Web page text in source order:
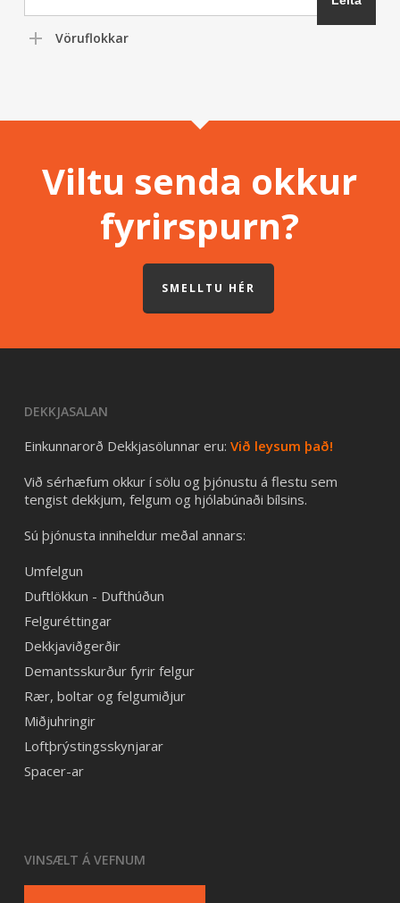
Vöruflokkar
Viltu senda okkur
fyrirspurn?
SMELLTU HÉR
DEKKJASALAN
Einkunnarorð Dekkjasölunnar eru: Við leysum það!
Við sérhæfum okkur í sölu og þjónustu á flestu sem
tengist dekkjum, felgum og hjólabúnaði bílsins.
Sú þjónusta inniheldur meðal annars:
Umfelgun
Duftlökkun - Dufthúðun
Felguréttingar
Dekkjaviðgerðir
Demantsskurður fyrir felgur
Rær, boltar og felgumiðjur
Miðjuhringir
Loftþrýstingsskynjarar
Spacer-ar
VINSÆLT Á VEFNUM